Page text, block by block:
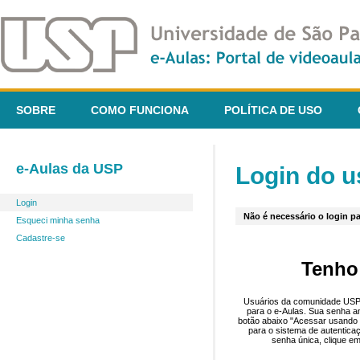
SOBRE COMO FUNCIONA POLÍTICA DE USO
e-Aulas da USP
Login
Esqueci minha senha
Cadastre-se
Login do
Não é necessário o login
Usuários da comunidade
para o e-Aulas. Sua senha
botão abaixo "Acessar
para o sistema de
senha única, clique